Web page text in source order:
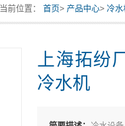
当前位置： 首页> 产品中心> 冷水
上海拓纷
冷水机